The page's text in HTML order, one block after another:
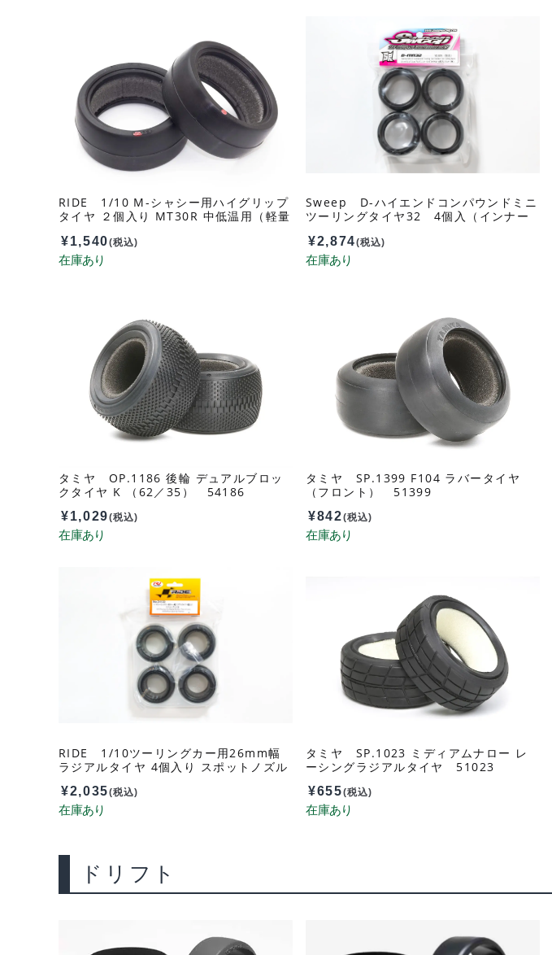
RIDE 1/10 M-シャシー用ハイグリップ
タイヤ ２個入り MT30R 中低温用（軽量
grip tires MT30R (Mid-Low Temp/LT
inner/2pcs) 34403
¥1,540(税込)
Sweep D-ハイエンドコンパウンドミニ
ツーリングタイヤ32 4個入（インナー
¥2,874(税込)
タミヤ OP.1186 後輪 デュアルブロッ
クタイヤ K （62／35） 54186
¥1,029(税込)
タミヤ SP.1399 F104 ラバータイヤ
（フロント） 51399
¥842(税込)
RIDE 1/10ツーリングカー用26mm幅
ラジアルタイヤ 4個入り スポットノズル
¥2,035(税込)
タミヤ SP.1023 ミディアムナロー レ
ーシングラジアルタイヤ 51023
¥655(税込)
ドリフト